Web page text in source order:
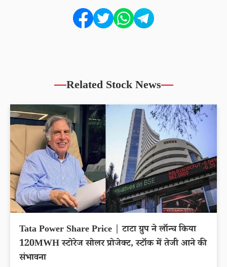
Related Stock News
Tata Power Share Price | टाटा ग्रुप ने लॉन्च किया
120MWH स्टोरेज सोलर प्रोजेक्ट, स्टॉक में तेजी आने की
संभावना